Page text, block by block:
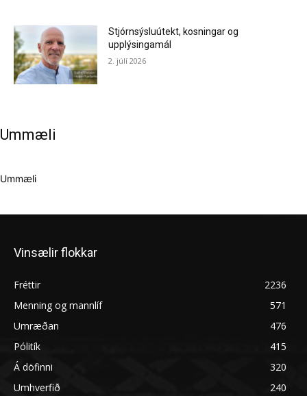
Stjórnsýsluútekt, kosningar og
upplýsingamál
2. júlí 2026
Ummæli
Ummæli
Vinsælir flokkar
Fréttir
2236
Menning og mannlíf
571
Umræðan
476
Pólitík
415
Á döfinni
320
Umhverfið
240